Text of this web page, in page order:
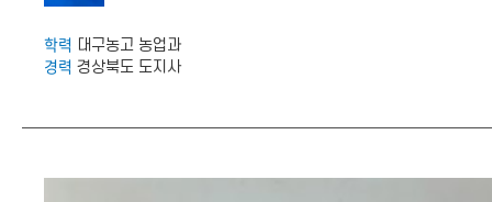
학력 대구농고 농업과
경력 경상북도 도지사